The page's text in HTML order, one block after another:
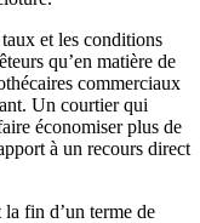
et les conditions
qu’en matière de
commerciaux
Un courtier qui
économiser plus de
à un recours direct
fin d’un terme de